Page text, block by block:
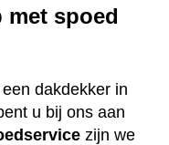
met spoed
dakdekker in
u bij ons aan
zijn we